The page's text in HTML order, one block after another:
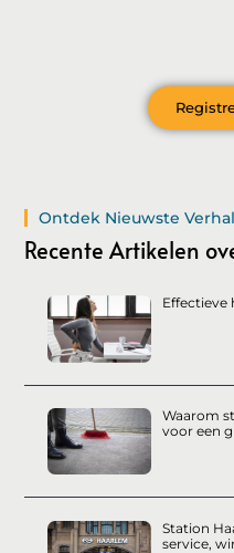
Ontdek Nieuwste
Recente Artikelen
Effectieve
Waarom
voor een
Station
service,